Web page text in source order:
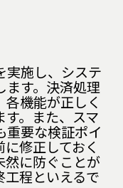
実施し、システ
ます。決済処理
機能が正しく
。また、スマ
重要な検証ポイ
修正しておく
然に防ぐことが
程といえるで